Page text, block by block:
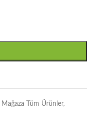
Mağaza Tüm Ürünler,